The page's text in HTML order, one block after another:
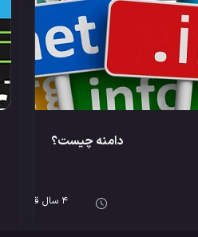
دامنه چیست؟
4 سال قبل